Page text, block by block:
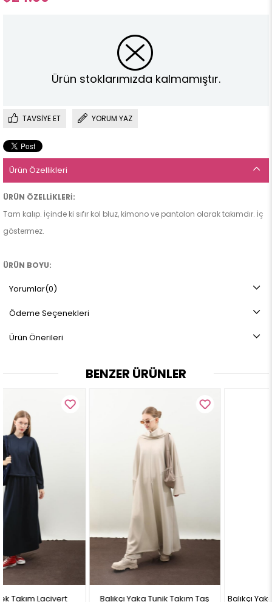
Ürün stoklarımızda kalmamıştır.
TAVSIYE ET YORUM YAZ
Ürün Özellikleri
ÜRÜN ÖZELLİKLERİ:
Tam kalıp. İçinde ki sıfır kol bluz, kimono ve pantolon olarak takımdır. İç
göstermez.
ÜRÜN BOYU:
İÇ BLUZ: 48,5 cm (36 beden için)
PANTOLON: 94,5 cm (36 beden için
36-38-40-42
MANKEN ÖLÇÜLERİ:
Boy: 1.70 cm
Kilo: 60
Göğüs Çevre: 87 cm
Bel Çevre: 68 cm
Kalça Çevre: 111 cm
Manken üzerindeki beden 38 bedendir.
Not: Ürün renginde konsept fotoğraf çekimlerinden dolayı ton farkı
Yorumlar(0)
Ödeme Seçenekleri
Ürün Önerileri
BENZER ÜRÜNLER
Balıkçı Yaka Tunik Takım Taş Balıkçı Yaka Tunik Takım